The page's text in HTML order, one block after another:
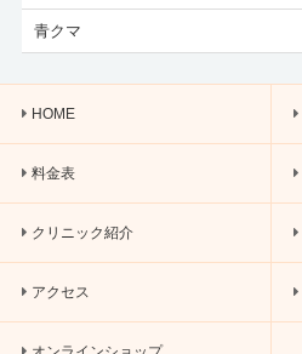
青クマ
HOME
料金表
クリニック紹介
アクセス